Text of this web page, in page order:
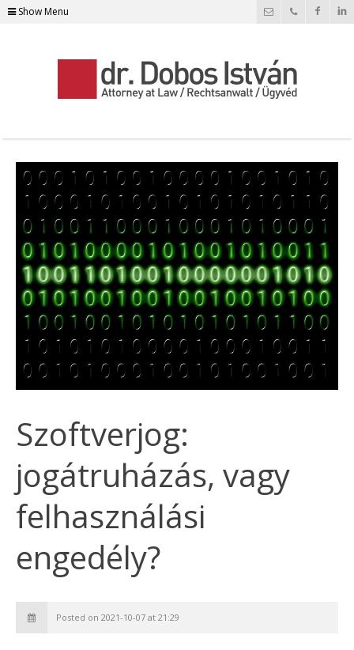
Show Menu
Szoftverjog:
jogátruházás, vagy
felhasználási
engedély?
Posted on 2021-10-07 at 21:29